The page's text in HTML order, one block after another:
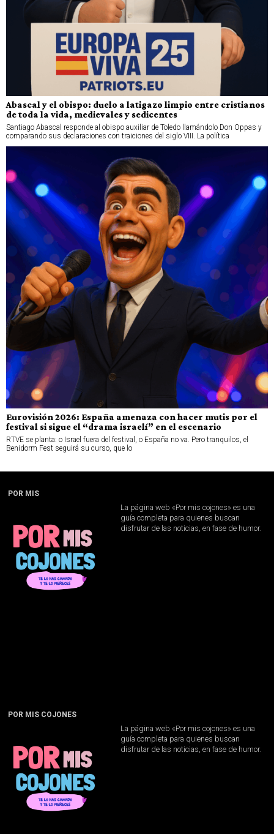
Abascal y el obispo: duelo a latigazo limpio entre cristianos
de toda la vida, medievales y sedicentes
Santiago Abascal responde al obispo auxiliar de Toledo llamándolo Don Oppas y
comparando sus declaraciones con traiciones del siglo VIII. La política
Eurovisión 2026: España amenaza con hacer mutis por el
festival si sigue el “drama israelí” en el escenario
RTVE se planta: o Israel fuera del festival, o España no va. Pero tranquilos, el
Benidorm Fest seguirá su curso, que lo
POR MIS
La página web «Por mis cojones» es una
guía completa para quienes buscan
disfrutar de las noticias, en fase de humor.
POR MIS COJONES
La página web «Por mis cojones» es una
guía completa para quienes buscan
disfrutar de las noticias, en fase de humor.